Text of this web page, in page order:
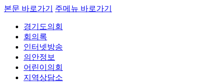
본문 바로가기 주메뉴 바로가기
경기도의회
회의록
인터넷방송
의안정보
어린이의회
지역상담소